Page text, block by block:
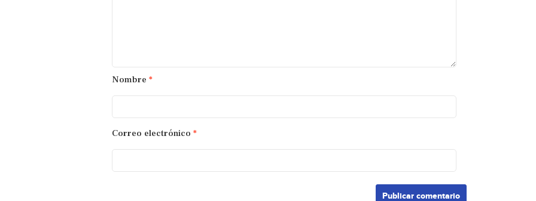
Nombre *
Correo electrónico *